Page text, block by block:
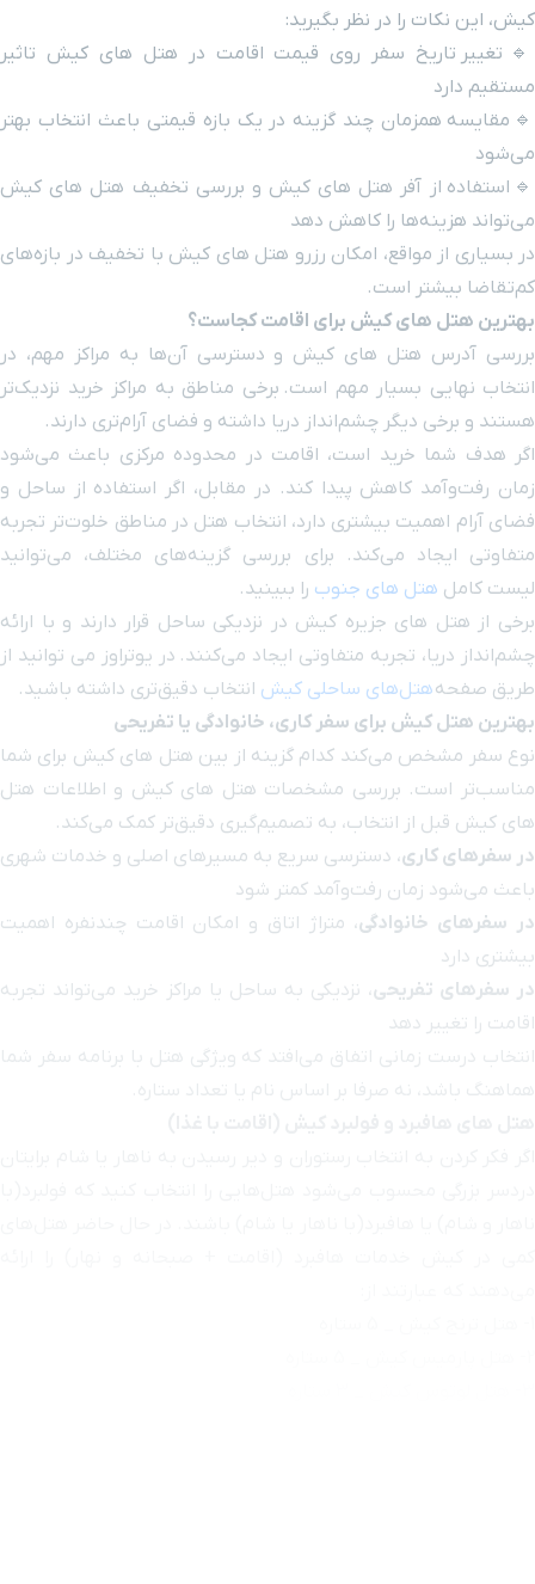
قیمت اقامت در هتل های کیش تاثیر
در یک بازه قیمتی باعث انتخاب بهتر
کیش و بررسی تخفیف هتل های کیش
هتل های کیش با تخفیف در بازه‌های
اقامت کجاست؟
و دسترسی آن‌ها به مراکز مهم، در
برخی مناطق به مراکز خرید نزدیک‌تر
دریا داشته و فضای آرام‌تری دارند.
در محدوده مرکزی باعث می‌شود
در مقابل، اگر استفاده از ساحل و
انتخاب هتل در مناطق خلوت‌تر تجربه
بررسی گزینه‌های مختلف، می‌توانید
را ببینید.
نزدیکی ساحل قرار دارند و با ارائه
ایجاد می‌کنند. در یوتراوز می توانید از
کیشانتخاب دقیق‌تری داشته باشید.
خانوادگی یا تفریحی
گزینه از بین هتل های کیش برای شما
هتل های کیش و اطلاعات هتل
تصمیم‌گیری دقیق‌تر کمک می‌کند.
به مسیرهای اصلی و خدمات شهری
کمتر شود
اتاق و امکان اقامت چندنفره اهمیت
به ساحل یا مراکز خرید می‌تواند تجربه
که ویژگی هتل با برنامه سفر شما